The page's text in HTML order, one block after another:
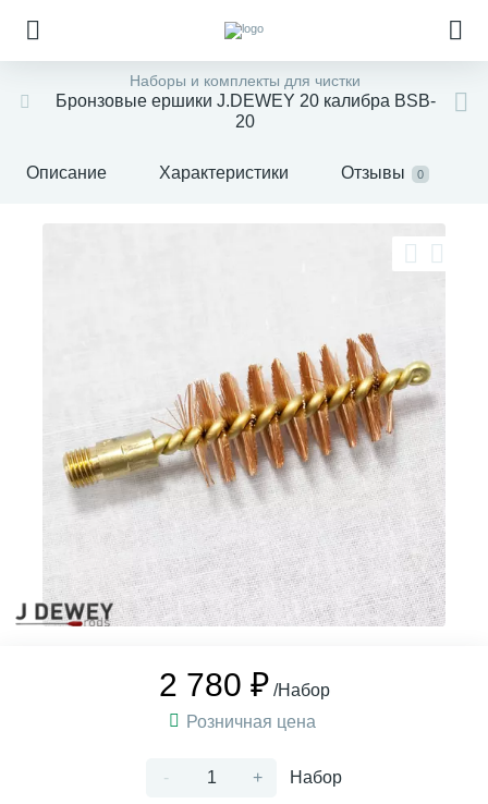
Наборы и комплекты для чистки
Бронзовыe ершики J.DEWEY 20 калибра BSB-
20
Описание Характеристики Отзывы 0
2 780 ₽ /Набор
Розничная цена
- + Набор